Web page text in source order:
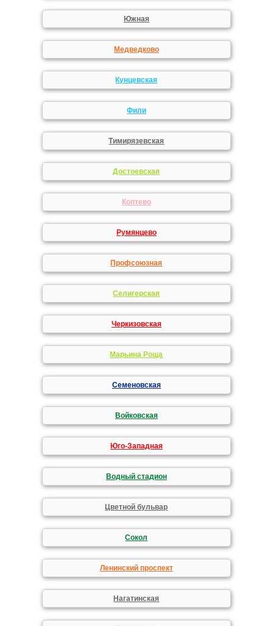
Южная
Медведково
Кунцевская
Фили
Тимирязевская
Достоевская
Коптево
Румянцево
Профсоюзная
Селигерская
Черкизовская
Марьина Роща
Семеновская
Войковская
Юго-Западная
Водный стадион
Цветной бульвар
Сокол
Ленинский проспект
Нагатинская